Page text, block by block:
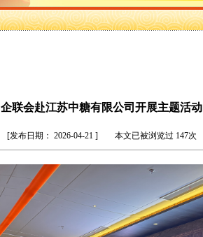
企联会赴江苏中糖有限公司开展主题活动
[发布日期： 2026-04-21 ] 本文已被浏览过 147次